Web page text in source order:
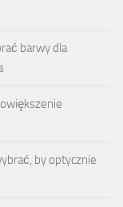
barwy dla
by optycznie